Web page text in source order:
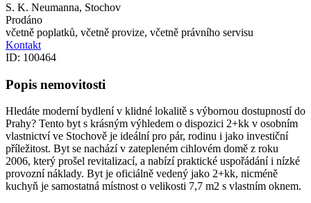
S. K. Neumanna, Stochov
Prodáno
včetně poplatků, včetně provize, včetně právního servisu
Kontakt
ID: 100464
Popis nemovitosti
Hledáte moderní bydlení v klidné lokalitě s výbornou dostupností do
Prahy? Tento byt s krásným výhledem o dispozici 2+kk v osobním
vlastnictví ve Stochově je ideální pro pár, rodinu i jako investiční
příležitost. Byt se nachází v zatepleném cihlovém domě z roku
2006, který prošel revitalizací, a nabízí praktické uspořádání i nízké
provozní náklady. Byt je oficiálně vedený jako 2+kk, nicméně
kuchyň je samostatná místnost o velikosti 7,7 m2 s vlastním oknem.